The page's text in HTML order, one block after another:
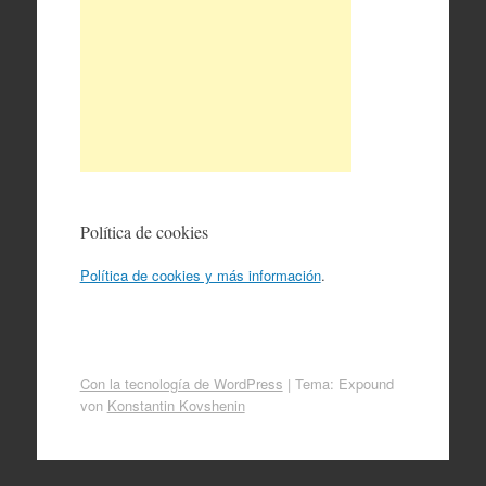
Política de cookies
Política de cookies y más información.
Con la tecnología de WordPress | Tema: Expound
von Konstantin Kovshenin